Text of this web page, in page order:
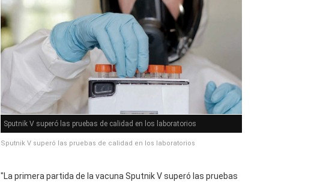
Sputnik V superó las pruebas de calidad en los laboratorios
Sputnik V superó las pruebas de calidad en los laboratorios
"La primera partida de la vacuna Sputnik V superó las pruebas